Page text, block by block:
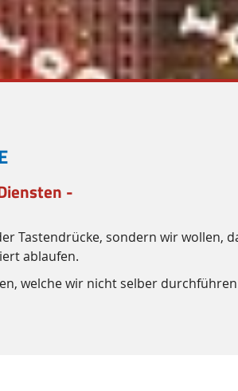
-
Tastendrücke, sondern wir wollen,
ablaufen.
welche wir nicht selber